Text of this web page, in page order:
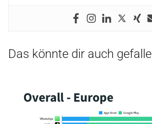
Das könnte dir auch